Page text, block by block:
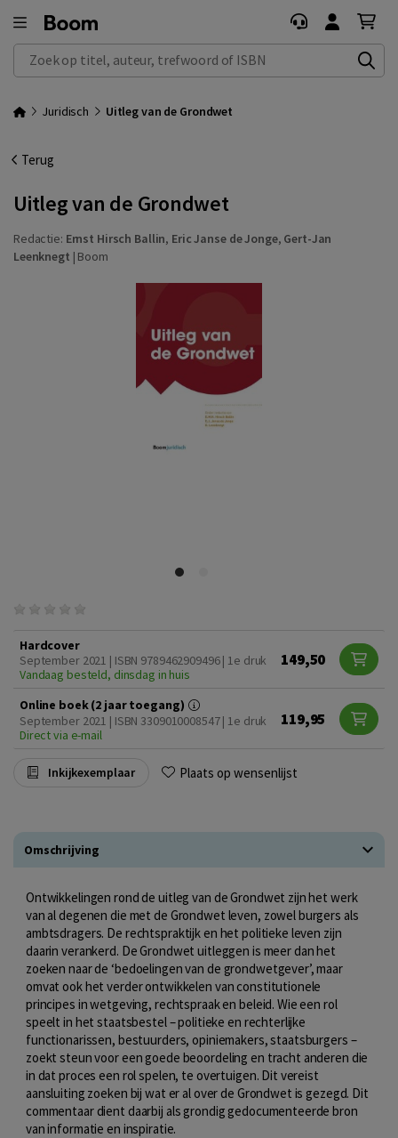
Zoek op titel, auteur, trefwoord of ISBN
Juridisch Uitleg van de Grondwet
Terug
Uitleg van de Grondwet
Redactie: Ernst Hirsch Ballin, Eric Janse de Jonge, Gert-Jan
Leenknegt | Boom
Hardcover
September 2021 | ISBN 9789462909496 | 1e druk
Vandaag besteld, dinsdag in huis
149,50
Online boek (2 jaar toegang)
September 2021 | ISBN 3309010008547 | 1e druk
Direct via e-mail
119,95
Inkijkexemplaar Plaats op wensenlijst
Omschrijving
Ontwikkelingen rond de uitleg van de Grondwet zijn het werk
van al degenen die met de Grondwet leven, zowel burgers als
ambtsdragers. De rechtspraktijk en het politieke leven zijn
daarin verankerd. De Grondwet uitleggen is meer dan het
zoeken naar de ‘bedoelingen van de grondwetgever’, maar
omvat ook het verder ontwikkelen van constitutionele
principes in wetgeving, rechtspraak en beleid. Wie een rol
speelt in het staatsbestel – politieke en rechterlijke
functionarissen, bestuurders, opiniemakers, staatsburgers –
zoekt steun voor een goede beoordeling en tracht anderen die
in dat proces een rol spelen, te overtuigen. Dit vereist
aansluiting zoeken bij wat er al over de Grondwet is gezegd. Dit
commentaar dient daarbij als grondig gedocumenteerde bron
van informatie en inspiratie.